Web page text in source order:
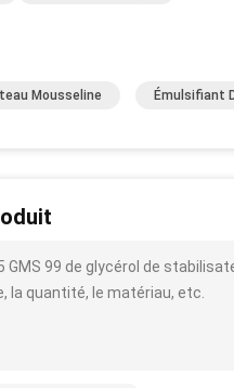
Mousseline Émulsifiant
99 de glycérol de
la quantité, le matériau, etc.